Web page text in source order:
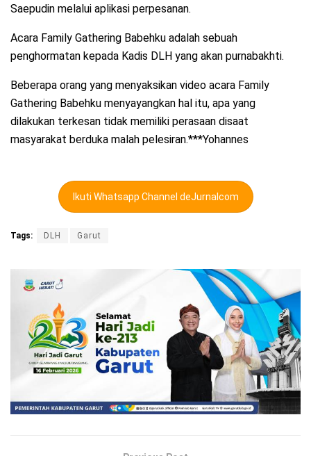
Saepudin melalui aplikasi perpesanan.
Acara Family Gathering Babehku adalah sebuah
penghormatan kepada Kadis DLH yang akan purnabakhti.
Beberapa orang yang menyaksikan video acara Family
Gathering Babehku menyayangkan hal itu, apa yang
dilakukan terkesan tidak memiliki perasaan disaat
masyarakat berduka malah pelesiran.***Yohannes
Ikuti Whatsapp Channel deJurnalcom
Tags: DLH Garut